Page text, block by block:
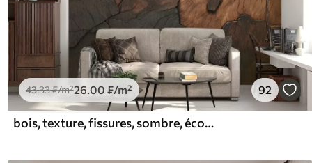
43.33₣/m²26.00 ₣/m² 92
bois, texture, fissures, sombre, écorce, surface